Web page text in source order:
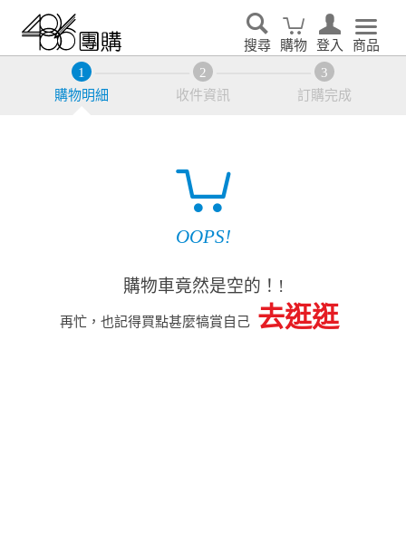
搜尋 購物 登入 商品
購物明細 收件資訊 訂購完成
OOPS!
購物車竟然是空的！!
再忙，也記得買點甚麼犒賞自己 去逛逛